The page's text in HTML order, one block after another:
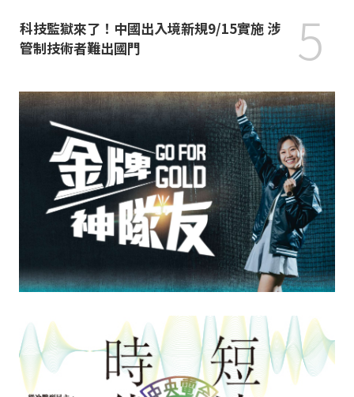
科技監獄來了！中國出入境新規9/15實施 涉
管制技術者難出國門
5